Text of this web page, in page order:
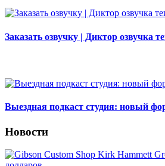
Заказать озвучку | Диктор озвучка
Выездная подкаст студия: новый
Новости